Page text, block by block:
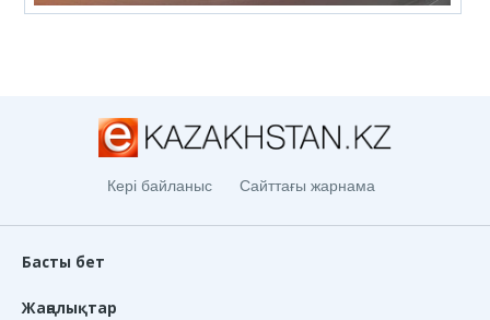
Кері байланыс Сайттағы жарнама
Басты бет
Жаңалықтар